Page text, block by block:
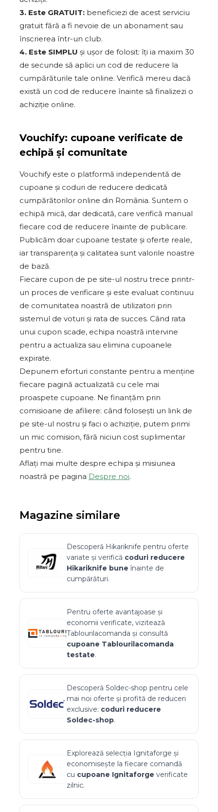
3. Este GRATUIT: beneficiezi de acest serviciu
gratuit fără a fi nevoie de un abonament sau
înscrierea într-un club.
4. Este SIMPLU și ușor de folosit: îți ia maxim 30
de secunde să aplici un cod de reducere la
cumpărăturile tale online. Verifică mereu dacă
există un cod de reducere înainte să finalizezi o
achiziție online.
Vouchify: cupoane verificate de
echipă și comunitate
Vouchify este o platformă independentă de
cupoane și coduri de reducere dedicată
cumpărătorilor online din România. Suntem o
echipă mică, dar dedicată, care verifică manual
fiecare cod de reducere înainte de publicare.
Publicăm doar cupoane testate și oferte reale,
iar transparența și calitatea sunt valorile noastre
de bază.
Fiecare cupon de pe site-ul nostru trece printr-
un proces de verificare și este evaluat continuu
de comunitatea noastră de utilizatori prin
sistemul de voturi și rata de succes. Când rata
unui cupon scade, echipa noastră intervine
pentru a actualiza sau elimina cupoanele
expirate.
Depunem eforturi constante pentru a menține
fiecare pagină actualizată cu cele mai
proaspete cupoane. Ne finanțăm prin
comisioane de afiliere: când folosești un link de
pe site-ul nostru și faci o achiziție, putem primi
un mic comision, fără niciun cost suplimentar
pentru tine.
Aflați mai multe despre echipa și misiunea
noastră pe pagina Despre noi.
Magazine similare
Descoperă Hikariknife pentru oferte
variate și verifică coduri reducere
Hikariknife bune înainte de
cumpărături.
Pentru oferte avantajoase și
economii verificate, vizitează
Tablourilacomanda și consultă
cupoane Tablourilacomanda
testate.
Descoperă Soldec-shop pentru cele
mai noi oferte și profită de reduceri
exclusive: coduri reducere
Soldec-shop.
Explorează selecția Ignitaforge și
economisește la fiecare comandă
cu cupoane Ignitaforge verificate
zilnic.